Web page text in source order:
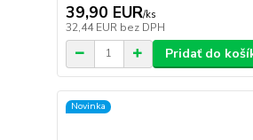
39,90 EUR/ks
32,44 EUR bez DPH
Pridať do
Novinka